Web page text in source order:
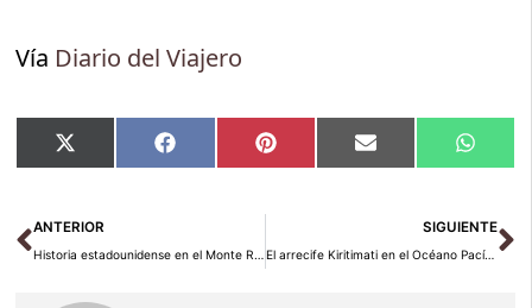
Vía Diario del Viajero
Compartir
en
X
(Twitter)
Compartir
en
Facebook Compartir
en
Pinterest Compartir
en
Email
en
Ant
ANTERIOR
Historia estadounidense en el Monte Rushmore de Dakota
SIGUIENTE
El arrecife Kiritimati en el Océano Pacífico